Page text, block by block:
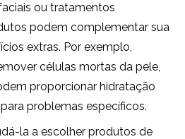
ou tratamentos
podem complementar sua
extras. Por exemplo,
células mortas da pele,
proporcionar hidratação
problemas específicos.
la a escolher produtos de